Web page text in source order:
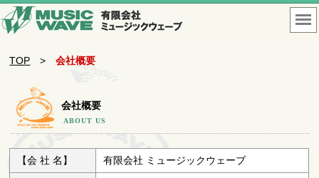
TOP >会社概要
会社概要
ABOUT US
【会 社 名】 有限会社 ミュージックウェーブ